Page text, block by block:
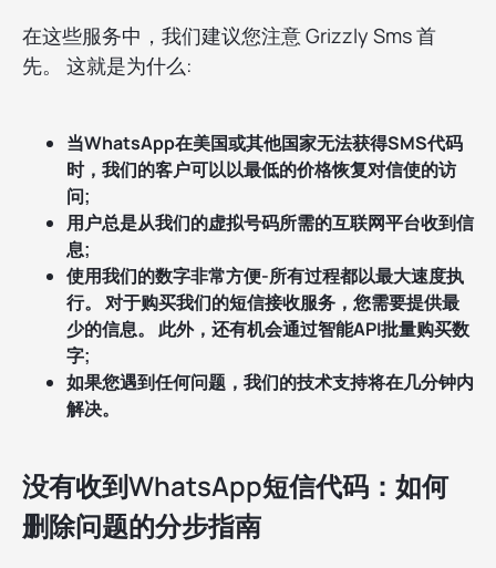
在这些服务中，我们建议您注意 Grizzly Sms 首
先。 这就是为什么:
当WhatsApp在美国或其他国家无法获得SMS代码
时，我们的客户可以以最低的价格恢复对信使的访
问;
用户总是从我们的虚拟号码所需的互联网平台收到信
息;
使用我们的数字非常方便-所有过程都以最大速度执
行。 对于购买我们的短信接收服务，您需要提供最
少的信息。 此外，还有机会通过智能API批量购买数
字;
如果您遇到任何问题，我们的技术支持将在几分钟内
解决。
没有收到WhatsApp短信代码：如何
删除问题的分步指南